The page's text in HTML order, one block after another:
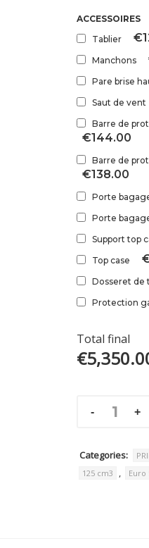
ACCESSOIRES
Tablier
Manchons
Pare brise
Saut de vent
Barre de
€144.00
Barre de
€138.00
Porte
Porte
Support top
Top case
Dosseret de
Protection
Total final
Categories:
125 cm3 , Euro